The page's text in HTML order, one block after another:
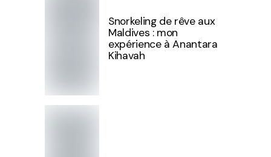
Snorkeling de rêve aux
Maldives : mon
expérience à Anantara
Kihavah